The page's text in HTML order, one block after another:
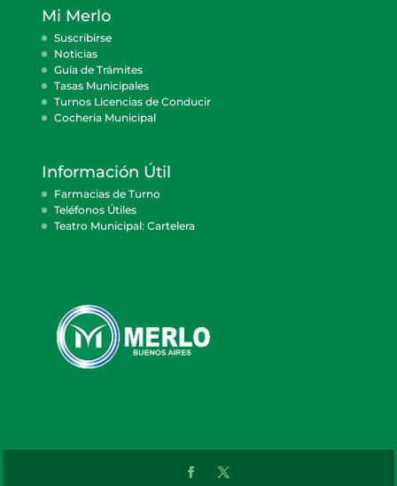
Mi Merlo
Suscribirse
Noticias
Guía de Trámites
Tasas Municipales
Turnos Licencias de Conducir
Cocheria Municipal
Información Útil
Farmacias de Turno
Teléfonos Útiles
Teatro Municipal: Cartelera